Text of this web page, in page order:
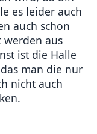
es leider auch
auch schon
aus
ist die Halle
man die nur
nicht auch